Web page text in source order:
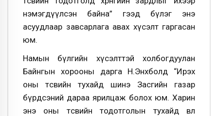
нэмэгдүүлсэн байна” гээд бүлэг энэ
асуудлаар завсарлага авах хүсэлт гаргасан
юм.
Намын бүлгийн хүсэлттэй холбогдуулан
Байнгын хорооны дарга Н.Энхболд “Ирэх
оны төсвийн тухайд шинэ Засгийн газар
бүрдсэний дараа ярилцаж болох юм. Харин
энэ оны төсвийн тодотголын тухайд өвөл